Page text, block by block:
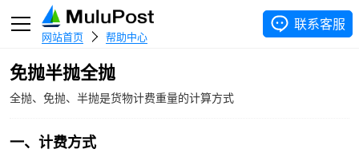
网站首页 帮助中心
联系客服
免抛半抛全抛
全抛、免抛、半抛是货物计费重量的计算方式
一、计费方式